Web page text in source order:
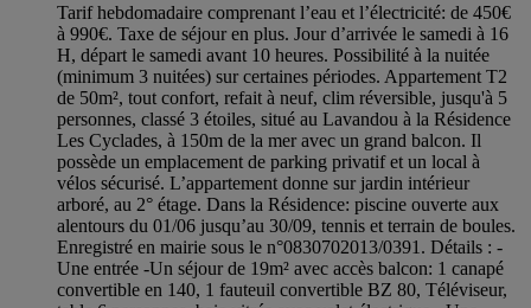
Tarif hebdomadaire comprenant l’eau et l’électricité: de 450€
à 990€. Taxe de séjour en plus. Jour d’arrivée le samedi à 16
H, départ le samedi avant 10 heures. Possibilité à la nuitée
(minimum 3 nuitées) sur certaines périodes. Appartement T2
de 50m², tout confort, refait à neuf, clim réversible, jusqu'à 5
personnes, classé 3 étoiles, situé au Lavandou à la Résidence
Les Cyclades, à 150m de la mer avec un grand balcon. Il
possède un emplacement de parking privatif et un local à
vélos sécurisé. L’appartement donne sur jardin intérieur
arboré, au 2° étage. Dans la Résidence: piscine ouverte aux
alentours du 01/06 jusqu’au 30/09, tennis et terrain de boules.
Enregistré en mairie sous le n°0830702013/0391. Détails : -
Une entrée -Un séjour de 19m² avec accès balcon: 1 canapé
convertible en 140, 1 fauteuil convertible BZ 80, Téléviseur,